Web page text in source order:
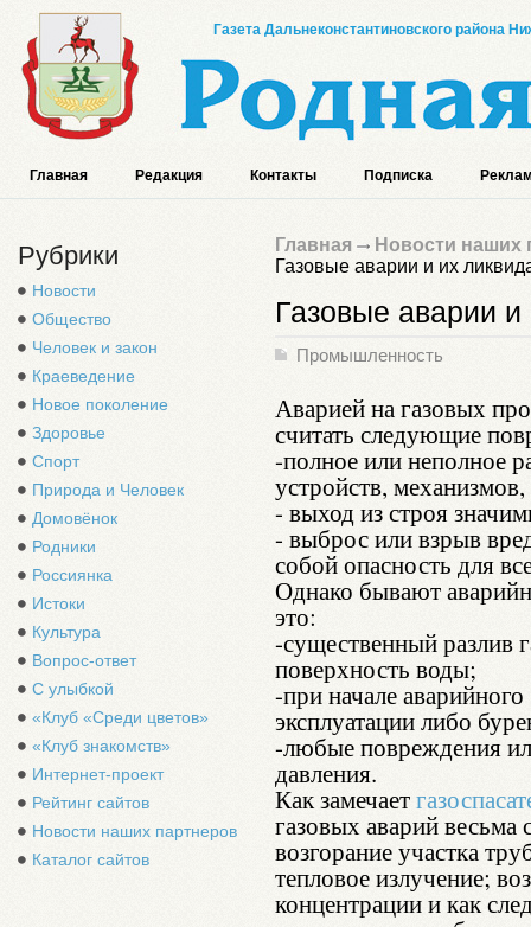
Газета Дальнеконстантиновского района
Главная Редакция Контакты Подписка
Рубрики
Новости
Общество
Человек и закон
Краеведение
Новое поколение
Здоровье
Спорт
Природа и Человек
Домовёнок
Родники
Россиянка
Истоки
Культура
Вопрос-ответ
С улыбкой
«Клуб «Среди цветов»
«Клуб знакомств»
Интернет-проект
Рейтинг сайтов
Новости наших партнеров
Каталог сайтов
Главная
Новости наших
Газовые аварии и их
Газовые аварии
Промышленность
Аварией на газовых
считать следующие
-полное или неполное
устройств,
- выход из строя
- выброс или взрыв
собой опасность для
Однако бывают
это:
-существенный разлив
поверхность воды;
-при начале
эксплуатации либо
-любые повреждения
давления.
Как замечает
газовых аварий
возгорание участка
тепловое излучение;
концентрации и как